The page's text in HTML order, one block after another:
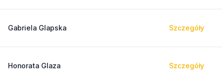
Gabriela Glapska Szczegóły
Honorata Glaza Szczegóły